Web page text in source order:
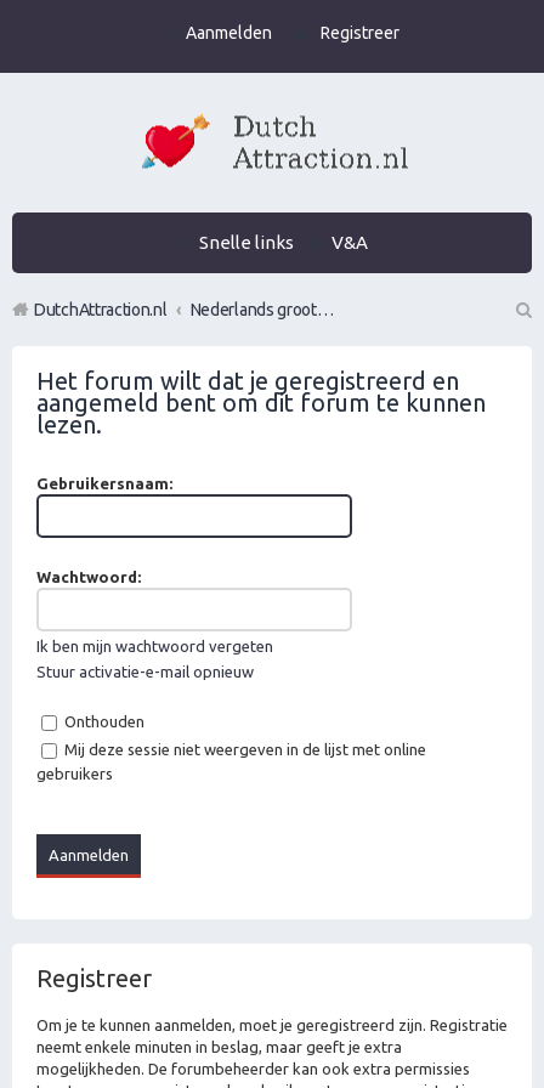
Aanmelden Registreer
Snelle links V&A
DutchAttraction.nl
Nederlands grootste Dutch Attraction, Lifestyle, Vrouwen versieren en Pick-Up (PUA) Forum
Het forum wilt dat je geregistreerd en
aangemeld bent om dit forum te kunnen
lezen.
Gebruikersnaam:
Wachtwoord:
Ik ben mijn wachtwoord vergeten
Stuur activatie-e-mail opnieuw
Onthouden
Mij deze sessie niet weergeven in de lijst met online
gebruikers
Registreer
Om je te kunnen aanmelden, moet je geregistreerd zijn. Registratie
neemt enkele minuten in beslag, maar geeft je extra
mogelijkheden. De forumbeheerder kan ook extra permissies